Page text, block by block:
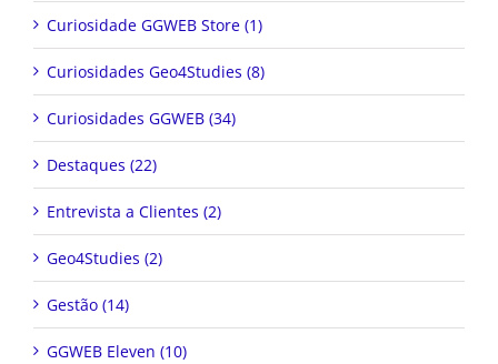
Curiosidade GGWEB Store (1)
Curiosidades Geo4Studies (8)
Curiosidades GGWEB (34)
Destaques (22)
Entrevista a Clientes (2)
Geo4Studies (2)
Gestão (14)
GGWEB Eleven (10)